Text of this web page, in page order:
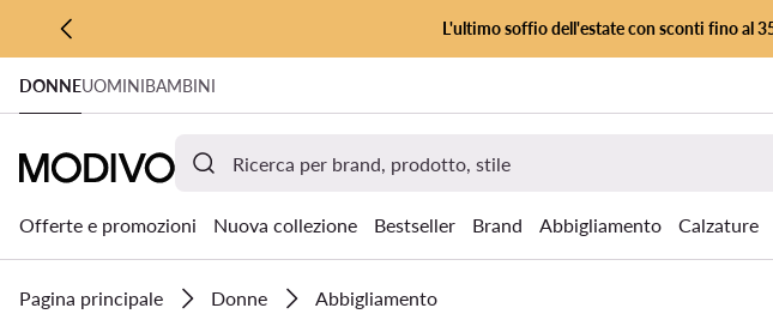
VAI AL CONTENUTO PRINCIPALE
VAI ALLA RICERCA
L'ultimo soffio dell'estate con sconti fino al
DONNEUOMINIBAMBINI
Offerte e promozioni Nuova collezione Bestseller Brand Abbigliamento Calzature
Pagina principale Donne Abbigliamento